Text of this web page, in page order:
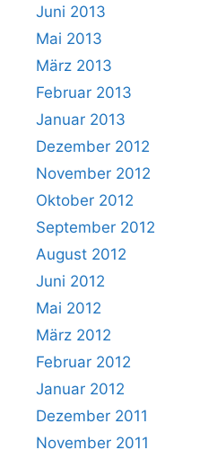
Juni 2013
Mai 2013
März 2013
Februar 2013
Januar 2013
Dezember 2012
November 2012
Oktober 2012
September 2012
August 2012
Juni 2012
Mai 2012
März 2012
Februar 2012
Januar 2012
Dezember 2011
November 2011